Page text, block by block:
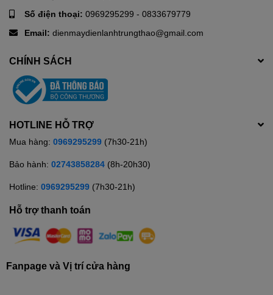
nội trợ.Số điện thoại: 0969295299 - 0833679779
Email: dienmaydienlanhtrungthao@gmail.com
CHÍNH SÁCH
HOTLINE HỖ TRỢ
Mua hàng: 0969295299 (7h30-21h)
Bảo hành: 02743858284 (8h-20h30)
Hotline: 0969295299 (7h30-21h)
Hỗ trợ thanh toán
Fanpage và Vị trí cửa hàng